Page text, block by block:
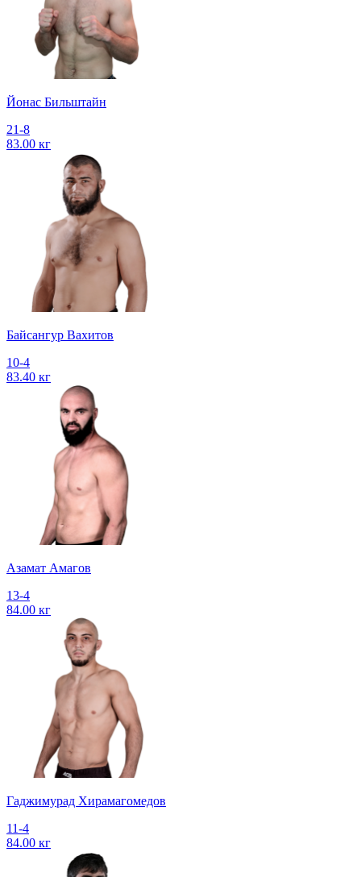
Йонас Бильштайн
21-8
83.00 кг
Байсангур Вахитов
10-4
83.40 кг
Азамат Амагов
13-4
84.00 кг
Гаджимурад Хирамагомедов
11-4
84.00 кг